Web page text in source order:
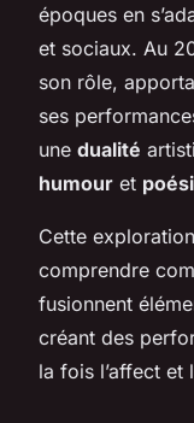
époques en
et sociaux. Au
son rôle,
ses
une dualité
humour et
Cette
comprendre
fusionnent
créant des
la fois l’affect et